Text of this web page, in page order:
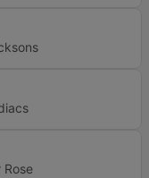
Rose